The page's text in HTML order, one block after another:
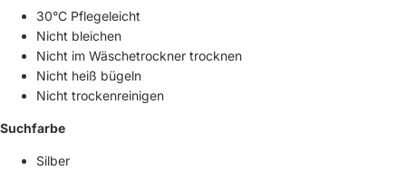
30°C Pflegeleicht
Nicht bleichen
Nicht im Wäschetrockner trocknen
Nicht heiß bügeln
Nicht trockenreinigen
Suchfarbe
Silber